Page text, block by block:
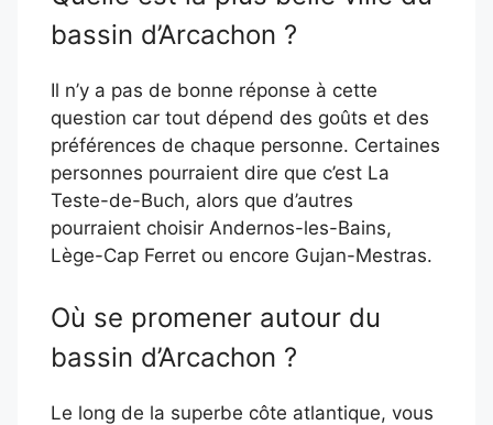
bassin d’Arcachon ?
Il n’y a pas de bonne réponse à cette
question car tout dépend des goûts et des
préférences de chaque personne. Certaines
personnes pourraient dire que c’est La
Teste-de-Buch, alors que d’autres
pourraient choisir Andernos-les-Bains,
Lège-Cap Ferret ou encore Gujan-Mestras.
Où se promener autour du
bassin d’Arcachon ?
Le long de la superbe côte atlantique, vous